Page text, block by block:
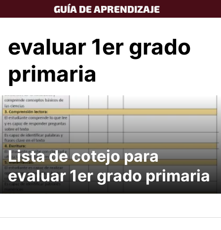
to
GUÍA DE APRENDIZAJE
evaluar 1er grado
primaria
Lista de cotejo para
evaluar 1er grado primaria